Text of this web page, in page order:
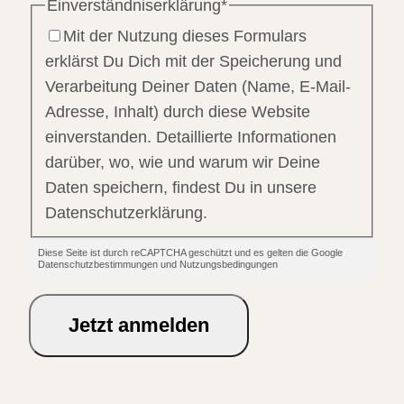
Einverständniserklärung*
Mit der Nutzung dieses Formulars
erklärst Du Dich mit der Speicherung und
Verarbeitung Deiner Daten (Name, E-Mail-
Adresse, Inhalt) durch diese Website
einverstanden. Detaillierte Informationen
darüber, wo, wie und warum wir Deine
Daten speichern, findest Du in unsere
Datenschutzerklärung.
Diese Seite ist durch reCAPTCHA geschützt und es gelten die Google
Datenschutzbestimmungen und Nutzungsbedingungen
Jetzt anmelden